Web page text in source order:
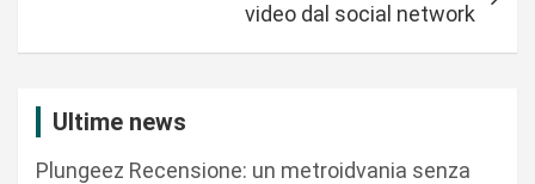
a
video dal social network
Ultime news
Plungeez Recensione: un metroidvania senza